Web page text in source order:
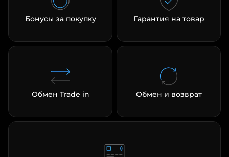
Бонусы за покупку Гарантия на товар
Обмен Trade in Обмен и возврат